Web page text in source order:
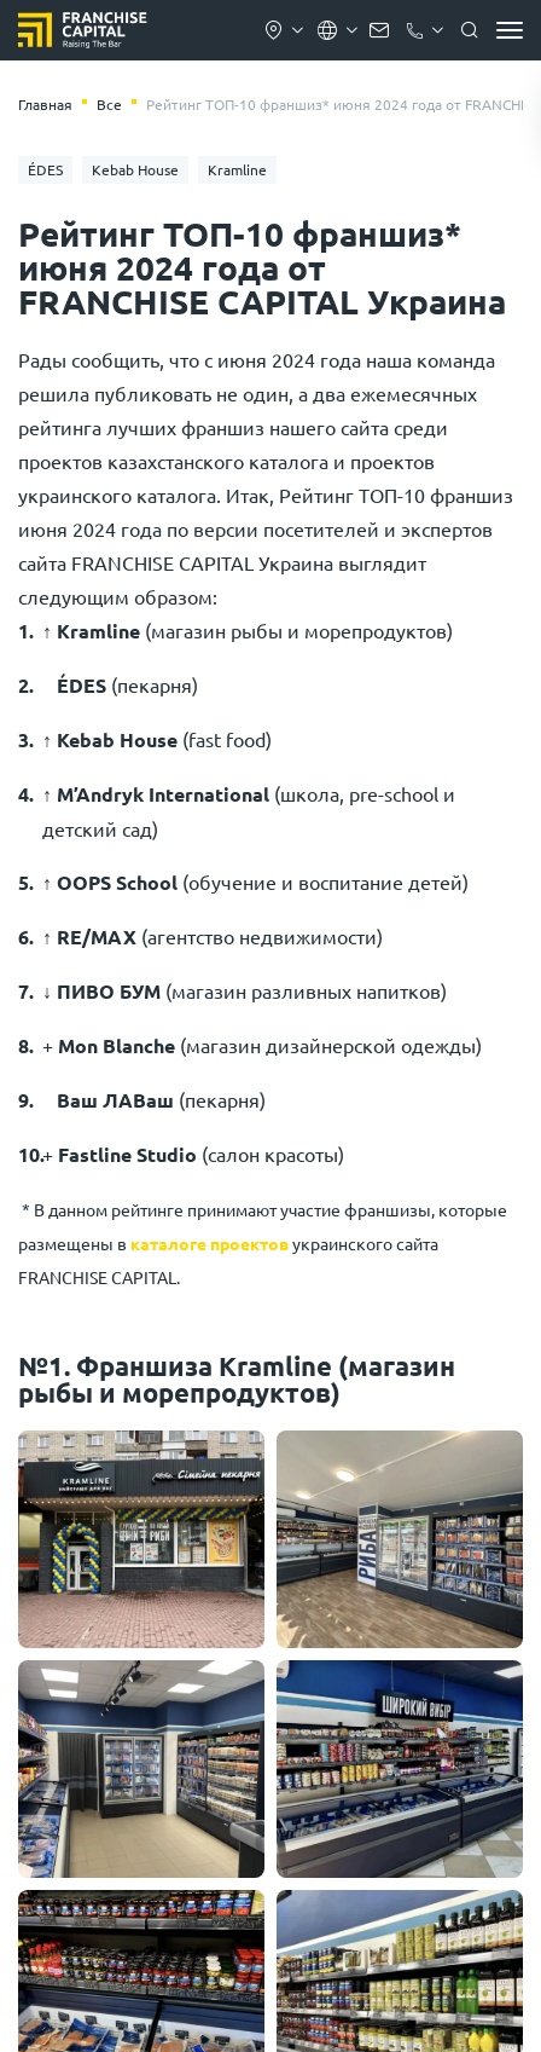
Главная Все Рейтинг ТОП-10 франшиз* июня 2024 года от FRANCHISE
ÉDES Kebab House Kramline
Рейтинг ТОП-10 франшиз*
июня 2024 года от
FRANCHISE CAPITAL Украина
Рады сообщить, что с июня 2024 года наша команда
решила публиковать не один, а два ежемесячных
рейтинга лучших франшиз нашего сайта среди
проектов казахстанского каталога и проектов
украинского каталога. Итак, Рейтинг ТОП-10 франшиз
июня 2024 года по версии посетителей и экспертов
сайта FRANCHISE CAPITAL Украина выглядит
следующим образом:
↑ Kramline (магазин рыбы и морепродуктов)
ÉDES (пекарня)
↑ Kebab House (fast food)
↑ M’Andryk International (школа, pre-school и
детский сад)
↑ OOPS School (обучение и воспитание детей)
↑ RE/MAX (агентство недвижимости)
↓ ПИВО БУМ (магазин разливных напитков)
+ Mon Blanche (магазин дизайнерской одежды)
Ваш ЛАВаш (пекарня)
+ Fastline Studio (салон красоты)
* В данном рейтинге принимают участие франшизы, которые
размещены в каталоге проектовукраинского сайта
FRANCHISE CAPITAL.
№1. Франшиза Kramline (магазин
рыбы и морепродуктов)